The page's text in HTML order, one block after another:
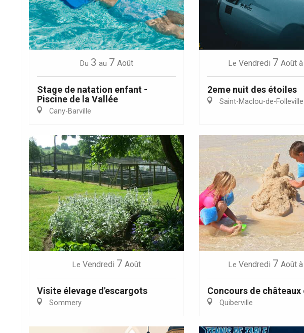
Forges-les-Eaux
Neufchâtel-en-Bray
Paris 1h30
Du 3 au 7 Août
Stage de natation enfant -
Piscine de la Vallée
Cany-Barville
Le Vendredi 7 Août
2eme nuit des étoiles
Saint-Maclou-de-Folleville
Le Vendredi 7 Août
Visite élevage d'escargots
Sommery
Le Vendredi 7 Août
Concours de châteaux
Quiberville